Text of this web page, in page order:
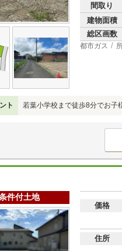
間取り
建物面積
総区画数
都市ガス
ト 若葉小学校まで徒歩8分でお子
件付土地
価格
住所